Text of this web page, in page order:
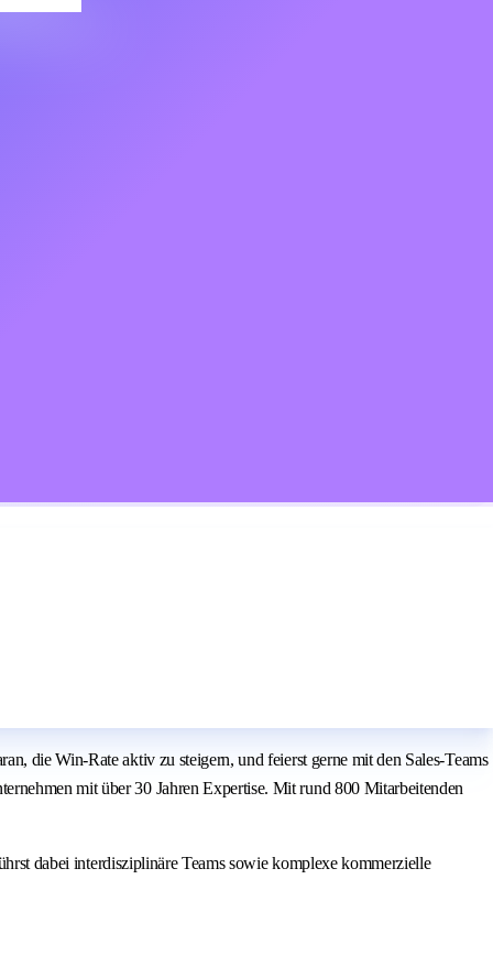
die Win-Rate aktiv zu steigern, und feierst gerne mit den Sales-Teams
mit über 30 Jahren Expertise. Mit rund 800 Mitarbeitenden
dabei interdisziplinäre Teams sowie komplexe kommerzielle